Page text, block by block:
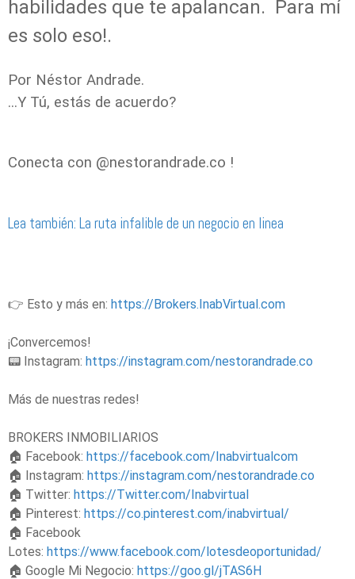
habilidades que te apalancan. Para mí
es solo eso!.
Por Néstor Andrade.
...Y Tú, estás de acuerdo?
Conecta con @nestorandrade.co !
Lea también: La ruta infalible de un negocio en linea
👉 Esto y más en: https://Brokers.InabVirtual.com
¡Convercemos!
📟 Instagram: https://instagram.com/nestorandrade.co
Más de nuestras redes!
BROKERS INMOBILIARIOS
🏠 Facebook: https://facebook.com/Inabvirtualcom
🏠 Instagram: https://instagram.com/nestorandrade.co
🏠 Twitter: https://Twitter.com/Inabvirtual
🏠 Pinterest: https://co.pinterest.com/inabvirtual/
🏠 Facebook
Lotes: https://www.facebook.com/lotesdeoportunidad/
🏠 Google Mi Negocio: https://goo.gl/jTAS6H